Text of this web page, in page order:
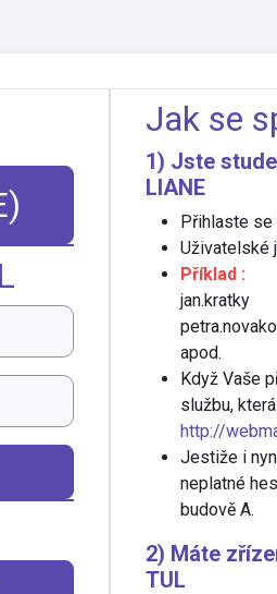
Jak se
1) Jste
LIANE
Přihlaste
Uživatelské
Příklad :
jan.kratky
apod.
Když Vaše
službu,
http://
Jestiže i
neplatné
budově A.
2) Máte
TUL